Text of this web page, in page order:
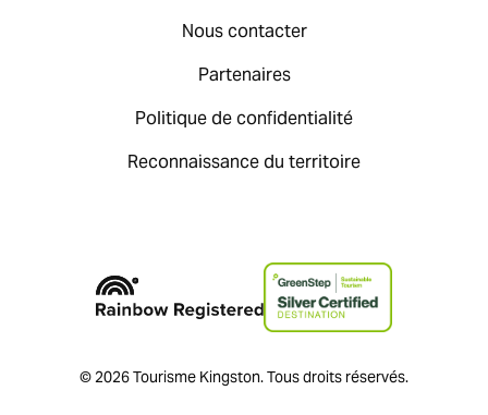
Nous contacter
Partenaires
Politique de confidentialité
Reconnaissance du territoire
© 2026 Tourisme Kingston. Tous droits réservés.